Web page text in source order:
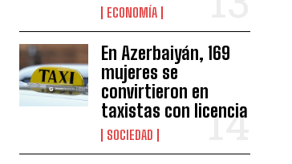
ECONOMÍA
En Azerbaiyán, 169
mujeres se
convirtieron en
taxistas con licencia
SOCIEDAD